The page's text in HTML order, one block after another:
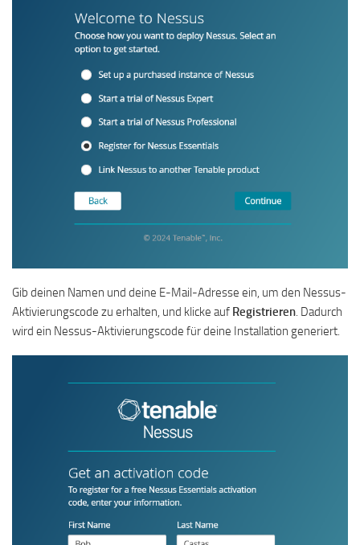
Gib deinen Namen und deine E-Mail-Adresse ein, um den Nessus-
Aktivierungscode zu erhalten, und klicke auf Registrieren. Dadurch
wird ein Nessus-Aktivierungscode für deine Installation generiert.